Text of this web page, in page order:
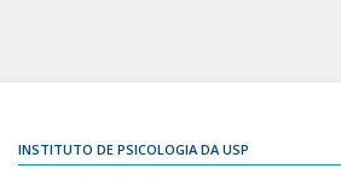
INSTITUTO DE PSICOLOGIA DA USP